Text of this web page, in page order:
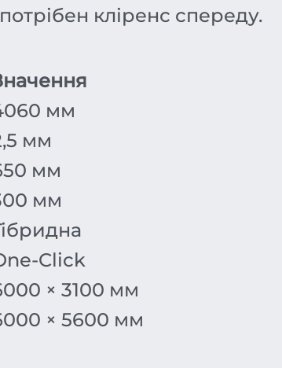
кліренс спереду.
мм
мм
мм
мм
Click
× 3100 мм
× 5600 мм